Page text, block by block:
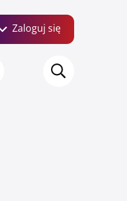
Zaloguj się
Szukaj: